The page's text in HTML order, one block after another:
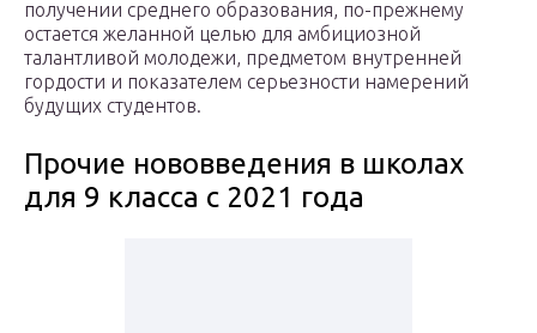
получении среднего образования, по-прежнему
остается желанной целью для амбициозной
талантливой молодежи, предметом внутренней
гордости и показателем серьезности намерений
будущих студентов.
Прочие нововведения в школах
для 9 класса с 2021 года